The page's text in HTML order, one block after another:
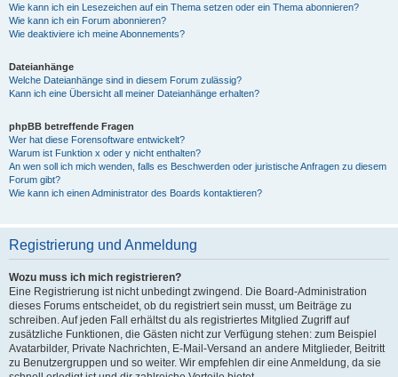
Wie kann ich ein Lesezeichen auf ein Thema setzen oder ein Thema abonnieren?
Wie kann ich ein Forum abonnieren?
Wie deaktiviere ich meine Abonnements?
Dateianhänge
Welche Dateianhänge sind in diesem Forum zulässig?
Kann ich eine Übersicht all meiner Dateianhänge erhalten?
phpBB betreffende Fragen
Wer hat diese Forensoftware entwickelt?
Warum ist Funktion x oder y nicht enthalten?
An wen soll ich mich wenden, falls es Beschwerden oder juristische Anfragen zu diesem
Forum gibt?
Wie kann ich einen Administrator des Boards kontaktieren?
Registrierung und Anmeldung
Wozu muss ich mich registrieren?
Eine Registrierung ist nicht unbedingt zwingend. Die Board-Administration
dieses Forums entscheidet, ob du registriert sein musst, um Beiträge zu
schreiben. Auf jeden Fall erhältst du als registriertes Mitglied Zugriff auf
zusätzliche Funktionen, die Gästen nicht zur Verfügung stehen: zum Beispiel
Avatarbilder, Private Nachrichten, E-Mail-Versand an andere Mitglieder, Beitritt
zu Benutzergruppen und so weiter. Wir empfehlen dir eine Anmeldung, da sie